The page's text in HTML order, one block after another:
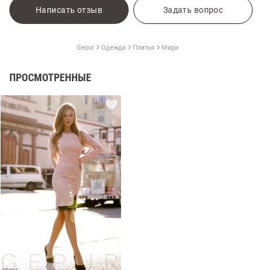
Написать отзыв Задать вопрос
Gepur Одежда Платья Миди
ПРОСМОТРЕННЫЕ